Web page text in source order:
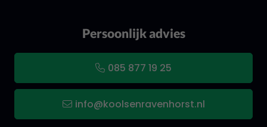
Persoonlijk advies
085 877 19 25
info@koolsenravenhorst.nl